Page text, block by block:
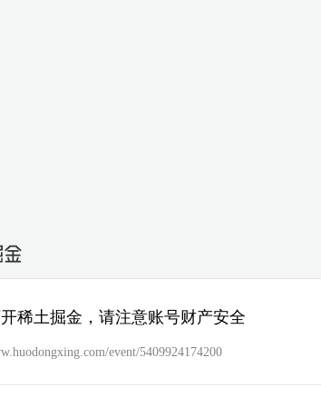
稀土掘金，请注意账号财产安全
event/5409924174200